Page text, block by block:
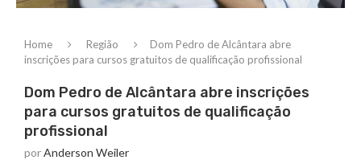
Home Região
Dom Pedro de Alcântara abre
inscrições para cursos gratuitos de qualificação profissional
Dom Pedro de Alcântara abre inscrições
para cursos gratuitos de qualificação
profissional
porAnderson Weiler